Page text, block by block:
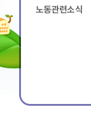
노동관련소식